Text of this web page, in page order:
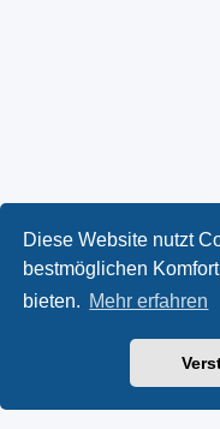
Diese Website nutzt
bestmöglichen
bieten. Mehr erfahren